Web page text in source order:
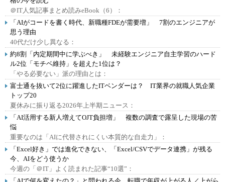
＠IT人気記事まとめ読みeBook（6）：
「AIがコードを書く時代、新職種FDEが需要増」 7割のエンジニアが
思う理由
40代だけ少し異なる：
約8割「内定期間中に学ぶべき」 未経験エンジニア自主学習のハード
ル2位「モチベ維持」を超えた1位は？
「やる必要ない」派の理由とは：
富士通を抜いて2位に躍進したITベンダーは？ IT業界の就職人気企業
トップ20
夏休みに振り返る2026年上半期ニュース：
「AI活用する新人増えてOJT負担増」 複数の調査で露呈した現場の苦
悩
重要なのは「AIに代替されにくい本質的な自走力」：
「Excel好き」では進化できない、「Excel/CSVでデータ連携」が残る
今、AIをどう使うか
今週の「＠IT」よく読まれた記事“10選”：